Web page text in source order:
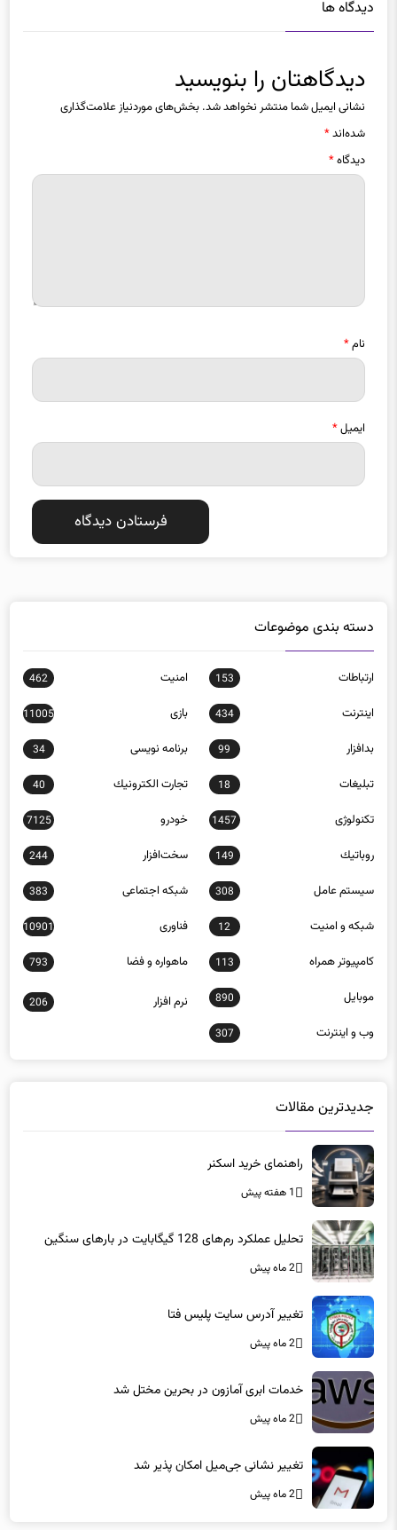
نشانی ایمیل شما منتشر نخواهد شد.بخش‌های موردنیاز علامت‌گذاری
شده‌اند*
دیدگاه*
ایمیل*
ارتباطات
اينترنت 434 بازی 11005
بدافزار 99 برنامه نويسی 34
تبلیغات 18 تجارت الكترونيك 40
تکنولوژی 1457 خودرو 7125
روباتيك 149 سخت‌افزار 244
سيستم عامل 308 شبكه اجتماعی 383
شبكه و امنيت 12 فناوری 10901
كامپيوتر همراه 113 ماهواره و فضا 793
موبايل 890
206
وب و اينترنت 307
راهنمای خرید اسکنر
1 هفته پیش
2 ماه پیش
2 ماه پیش
2 ماه پیش
2 ماه پیش